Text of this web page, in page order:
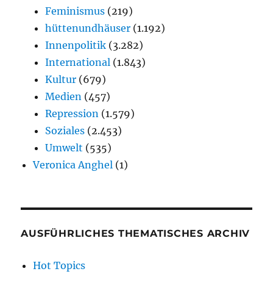
Feminismus (219)
hüttenundhäuser (1.192)
Innenpolitik (3.282)
International (1.843)
Kultur (679)
Medien (457)
Repression (1.579)
Soziales (2.453)
Umwelt (535)
Veronica Anghel (1)
AUSFÜHRLICHES THEMATISCHES ARCHIV
Hot Topics